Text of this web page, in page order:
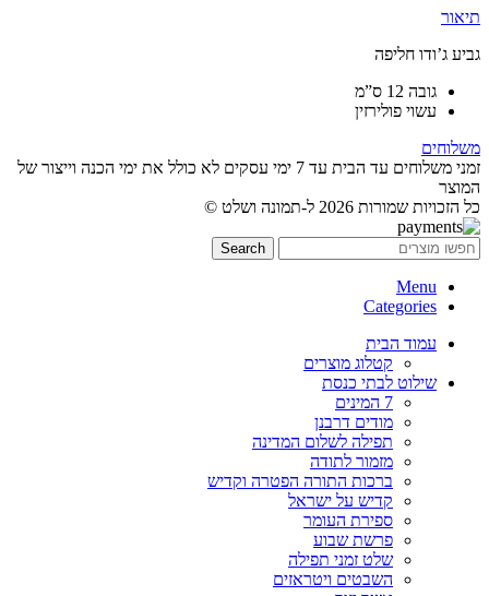
תיאור
גביע ג’ודו חליפה
גובה 12 ס”מ
עשוי פולירזין
משלוחים
זמני משלוחים עד הבית עד 7 ימי עסקים לא כולל את ימי הכנה וייצור של
המוצר
כל הזכויות שמורות 2026 ל-תמונה ושלט ©
Search
Menu
Categories
עמוד הבית
קטלוג מוצרים
שילוט לבתי כנסת
7 המינים
מודים דרבנן
תפילה לשלום המדינה
מזמור לתודה
ברכות התורה הפטרה וקדיש
קדיש על ישראל
ספירת העומר
פרשת שבוע
שלט זמני תפילה
השבטים ויטראזים